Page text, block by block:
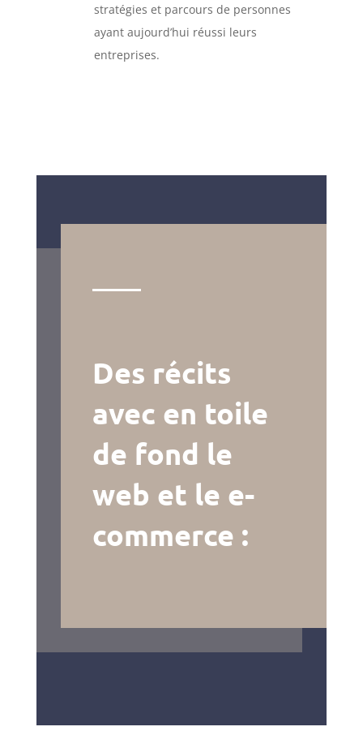
stratégies et parcours de personnes
ayant aujourd’hui réussi leurs
entreprises.
Des récits
avec en toile
de fond le
web et le e-
commerce :